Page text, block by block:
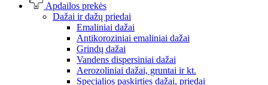
Apdailos prekės
Dažai ir dažų priedai
Emaliniai dažai
Antikoroziniai emaliniai dažai
Grindų dažai
Vandens dispersiniai dažai
Aerozoliniai dažai, gruntai ir kt.
Specialios paskirties dažai, priedai